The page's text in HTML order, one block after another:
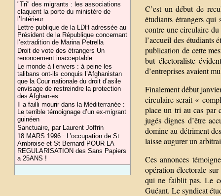
"Tri" des migrants : les associations
claquent la porte du ministère de
l’Intérieur
Lettre publique de la LDH adressée au
Président de la République concernant
l’extradition de Marina Petrella
Droit de vote des étrangers Un
renoncement inacceptable
Le monde à l’envers : à peine les
talibans ont-ils conquis l’Afghanistan
que la Cour nationale du droit d’asile
envisage de restreindre la protection
des Afghan⋅es...
Il a failli mourir dans la Méditerranée :
Le terrible témoignage d’un ex-migrant
guinéen
Sanctuaire, par Laurent Joffrin
18 MARS 1996 : L’occupation de St
Ambroise et St Bernard POUR LA
REGULARISATION des Sans Papiers
a 25ANS !
C’est un début de
étudiants étrangers
contre une circulaire
l’accueil des étudiants
publication de cette
but électoraliste
d’entreprises avaient
Finalement début
circulaire serait «
place un tri au cas par
jugés dignes d’être
domine au détriment
laisse augurer un
Ces annonces
opération électorale
qui ne faiblit pas. Le
Guéant. Le syndicat